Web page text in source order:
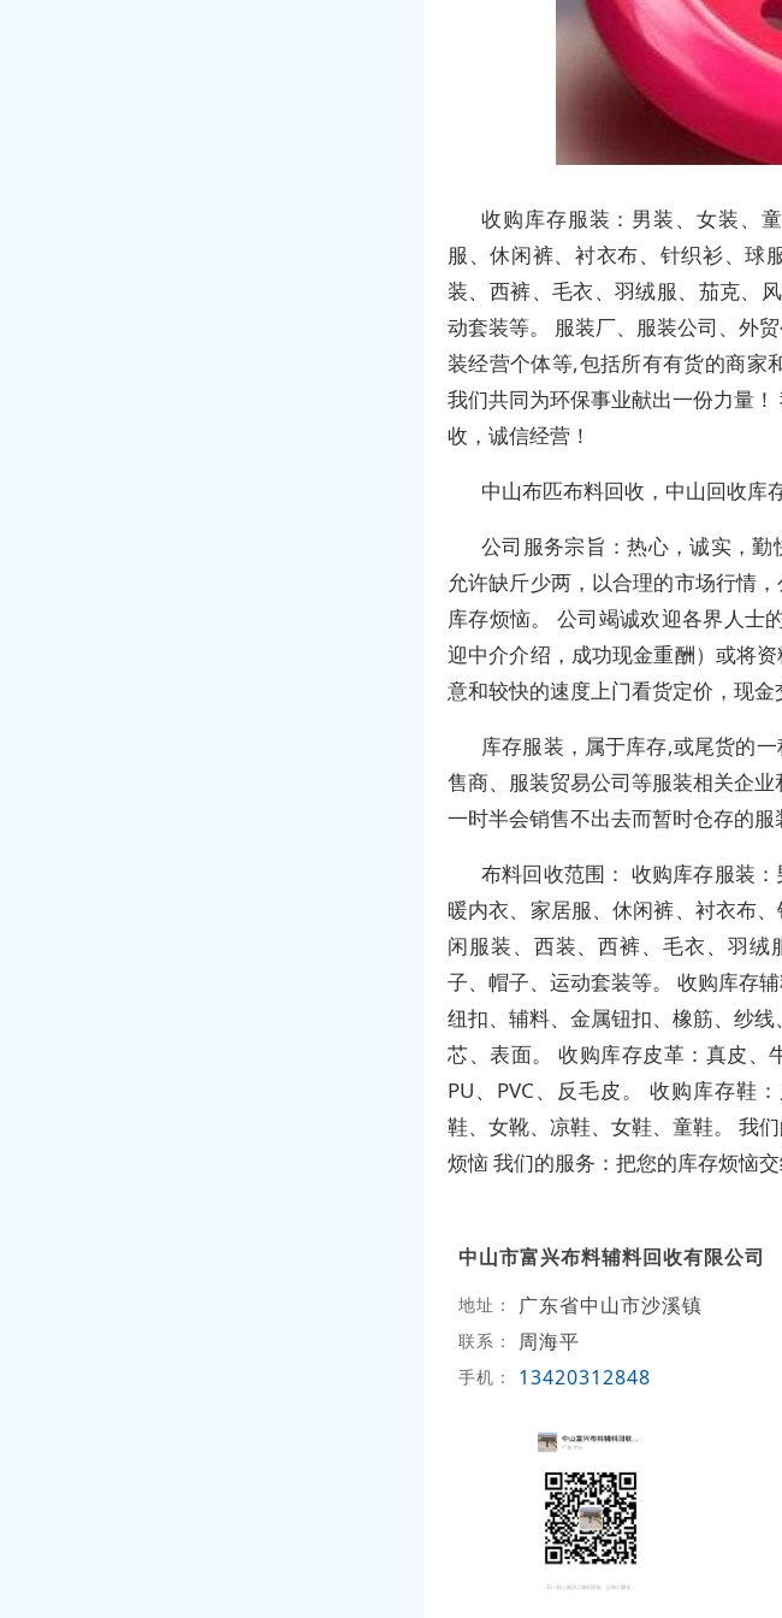
收购库存服装：男装、女装、
服、休闲裤、衬衣布、针织衫、球
装、西裤、毛衣、羽绒服、茄克、
动套装等。 服装厂、服装公司、外
装经营个体等,包括所有有货的商家
我们共同为环保事业献出一份力量
收，诚信经营！
中山布匹布料回收，中山回收库
公司服务宗旨：热心，诚实，
允许缺斤少两，以合理的市场行情
库存烦恼。 公司竭诚欢迎各界人士
迎中介介绍，成功现金重酬）或将
意和较快的速度上门看货定价，现金
库存服装，属于库存,或尾货的
售商、服装贸易公司等服装相关企
一时半会销售不出去而暂时仓存的
布料回收范围： 收购库存服装
暖内衣、家居服、休闲裤、衬衣布
闲服装、西装、西裤、毛衣、羽
子、帽子、运动套装等。 收购库存
纽扣、辅料、金属钮扣、橡筋、纱
芯、表面。 收购库存皮革：真皮、
PU、PVC、反毛皮。 收购库存鞋
鞋、女靴、凉鞋、女鞋、童鞋。 我
烦恼 我们的服务：把您的库存烦恼
中山市富兴布料辅料回收有限公司
地址： 广东省中山市沙溪镇
联系： 周海平
手机： 13420312848